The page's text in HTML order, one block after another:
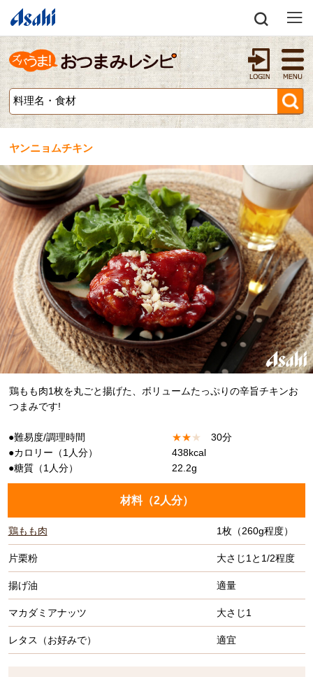
ヤンニョムチキン
鶏もも肉1枚を丸ごと揚げた、ボリュームたっぷりの辛旨チキンお
つまみです!
●難易度/調理時間 ★★★
30分
●カロリー（1人分）
438kcal
●糖質（1人分）
22.2g
材料（2人分）
鶏もも肉 1枚（260g程度）
片栗粉 大さじ1と1/2程度
揚げ油 適量
マカダミアナッツ 大さじ1
レタス（お好みで） 適宜